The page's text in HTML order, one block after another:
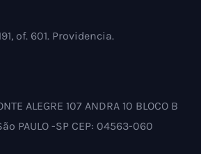
of. 601. Providencia.
ALEGRE 107 ANDRA 10 BLOCO B
PAULO -SP CEP: 04563-060